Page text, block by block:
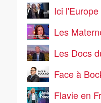
Ici l'Europe
Les
Les Docs
Face à
Flavie en